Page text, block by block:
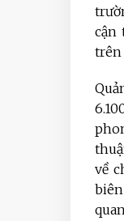
cận
trên
về